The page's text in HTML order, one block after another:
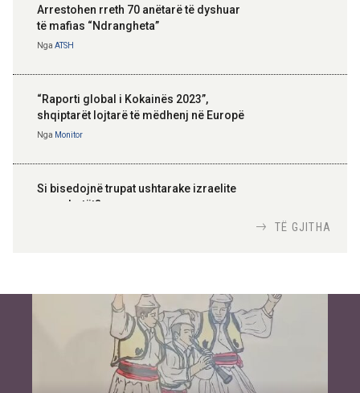
Arrestohen rreth 70 anëtarë të dyshuar
të mafias “Ndrangheta”
Nga ATSH
“Raporti global i Kokainës 2023”,
shqiptarët lojtarë të mëdhenj në Europë
Nga Monitor
Si bisedojnë trupat ushtarake izraelite
me robotët?
inteligjente izraelite
TË GJITHA